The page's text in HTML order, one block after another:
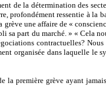
de la détermination des
profondément ressentie à
une affaire de «
sa part du marché. » «
contractuelles?
organisée dans laquelle le
première grève ayant